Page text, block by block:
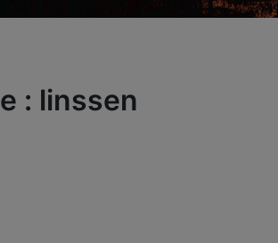
: linssen